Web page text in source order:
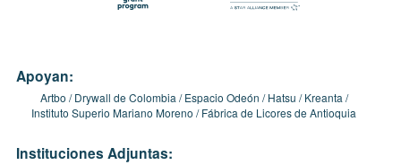
Apoyan:
Artbo Drywall de Colombia Espacio Odeón Hatsu
Kreanta
Instituto Superio Mariano Moreno
Fábrica de Licores de Antioquia
Instituciones Adjuntas: